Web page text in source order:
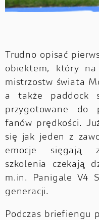
Trudno opisać
obiektem, który na
mistrzostw świata
a także paddock
przygotowane do
fanów prędkości.
się jak jeden z
emocje sięgają
szkolenia czekają
m.in. Panigale V4
generacji.
Podczas briefiengu